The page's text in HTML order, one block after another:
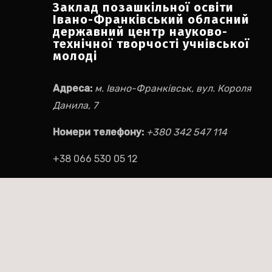
Заклад позашкільної освіти
Івано-Франківський обласний
державний центр науково-
технічної творчості учнівської
молоді
Адреса: м. Івано-Франківськ, вул. Короля
Данила, 7
Номери телефону: +380 342 547 114
+38 066 530 05 12